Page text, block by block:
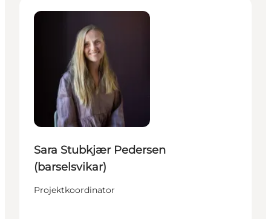
Sara Stubkjær Pedersen
(barselsvikar)
Projektkoordinator